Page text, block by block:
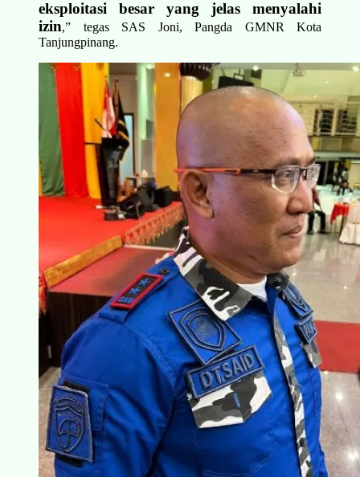
eksploitasi besar yang jelas menyalahi
izin,” tegas SAS Joni, Pangda GMNR Kota
Tanjungpinang.